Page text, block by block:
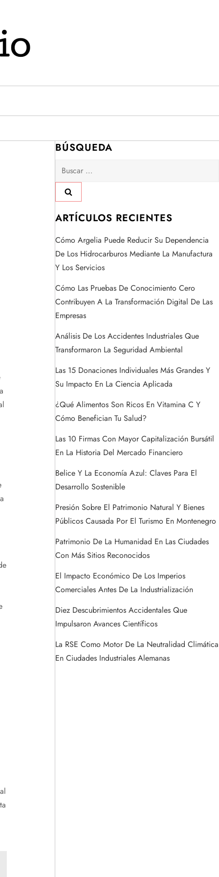
BÚSQUEDA
Buscar:
ARTÍCULOS RECIENTES
Cómo Argelia Puede Reducir Su Dependencia
De Los Hidrocarburos Mediante La Manufactura
Y Los Servicios
Cómo Las Pruebas De Conocimiento Cero
Contribuyen A La Transformación Digital De Las
Empresas
Análisis De Los Accidentes Industriales Que
Transformaron La Seguridad Ambiental
Las 15 Donaciones Individuales Más Grandes Y
Su Impacto En La Ciencia Aplicada
¿Qué Alimentos Son Ricos En Vitamina C Y
Cómo Benefician Tu Salud?
Las 10 Firmas Con Mayor Capitalización Bursátil
En La Historia Del Mercado Financiero
Belice Y La Economía Azul: Claves Para El
Desarrollo Sostenible
Presión Sobre El Patrimonio Natural Y Bienes
Públicos Causada Por El Turismo En Montenegro
Patrimonio De La Humanidad En Las Ciudades
Con Más Sitios Reconocidos
El Impacto Económico De Los Imperios
Comerciales Antes De La Industrialización
Diez Descubrimientos Accidentales Que
Impulsaron Avances Científicos
La RSE Como Motor De La Neutralidad Climática
En Ciudades Industriales Alemanas